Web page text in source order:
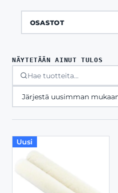
OSASTOT
NÄYTETÄÄN AINUT TULOS
Uusi